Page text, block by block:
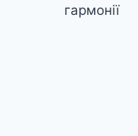
гармонії